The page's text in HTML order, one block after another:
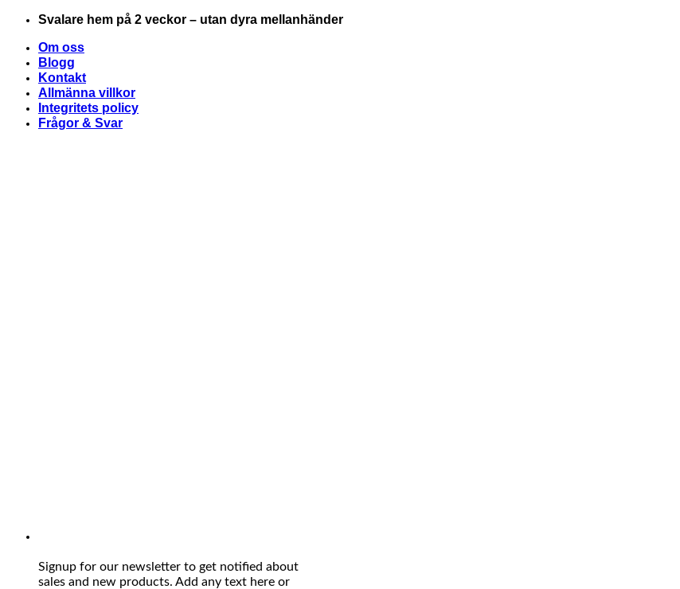
Skip
content
Svalare hem på 2 veckor – utan dyra mellanhänder
Om oss
Blogg
Kontakt
Allmänna villkor
Integritets policy
Frågor & Svar
Signup for our newsletter to get notified about
sales and new products. Add any text here or